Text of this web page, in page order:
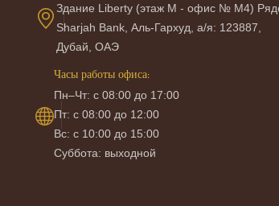
Здание Liberty (этаж M - офис № M4)
Sharjah Bank, Аль-Гархуд, а/я: 123887,
Дубай, ОАЭ
Часы работы офиса:
Пн–Чт: с 08:00 до 17:00
Пт: с 08:00 до 12:00
Вс: с 10:00 до 15:00
Суббота: выходной